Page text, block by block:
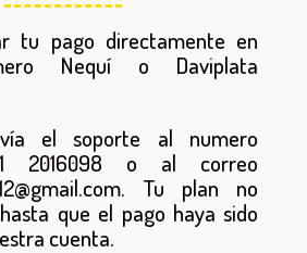
tu pago directamente en
Nequí o Daviplata
el soporte al numero
2016098 o al correo
Tu plan no
que el pago haya sido
cuenta.